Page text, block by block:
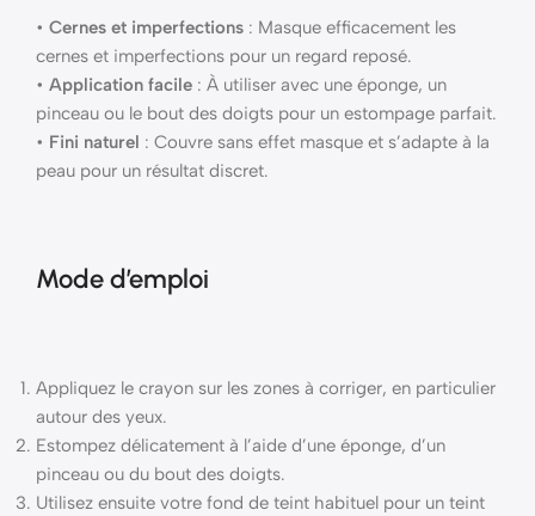
• Cernes et imperfections : Masque efficacement les
cernes et imperfections pour un regard reposé.
• Application facile : À utiliser avec une éponge, un
pinceau ou le bout des doigts pour un estompage parfait.
• Fini naturel : Couvre sans effet masque et s’adapte à la
peau pour un résultat discret.
Mode d’emploi
Appliquez le crayon sur les zones à corriger, en particulier
autour des yeux.
Estompez délicatement à l’aide d’une éponge, d’un
pinceau ou du bout des doigts.
Utilisez ensuite votre fond de teint habituel pour un teint